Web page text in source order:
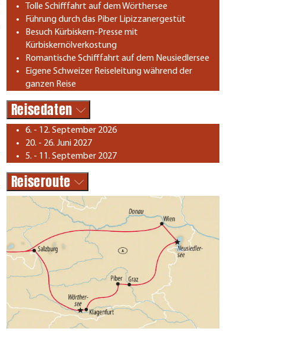
Tolle Schifffahrt auf dem Wörthersee
Führung durch das Piber Lipizzanergestüt
Besuch Kürbiskern-Presse mit
Kürbiskernölverkostung
Romantische Schifffahrt auf dem Neusiedlersee
Eigene Schweizer Reiseleitung während der
ganzen Reise
Reisedaten
6. - 12. September 2026
20. - 26. Juni 2027
5. - 11. September 2027
Reiseroute